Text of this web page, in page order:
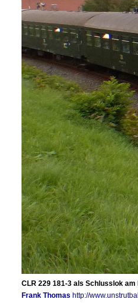
CLR 229 181-3 als Schlusslok
Frank Thomas http://